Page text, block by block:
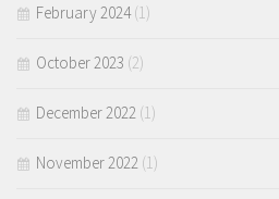
February 2024(1)
October 2023 (2)
December 2022 (1)
November 2022 (1)